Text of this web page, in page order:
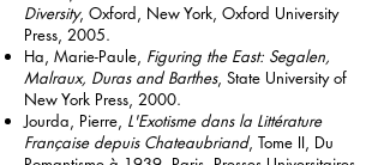
Diversity, Oxford, New York, Oxford University
Press, 2005.
Ha, Marie-Paule, Figuring the East: Segalen,
Malraux, Duras and Barthes, State University of
New York Press, 2000.
Jourda, Pierre, L'Exotisme dans la Littérature
Française depuis Chateaubriand, Tome II, Du